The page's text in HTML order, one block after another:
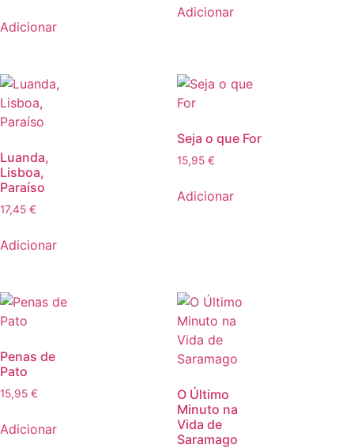
Adicionar
Adicionar
Luanda,
Lisboa,
Paraíso
17,45 €
Adicionar
Seja o que For
15,95 €
Adicionar
Penas de
Pato
15,95 €
Adicionar
O Último
Minuto na
Vida de
Saramago